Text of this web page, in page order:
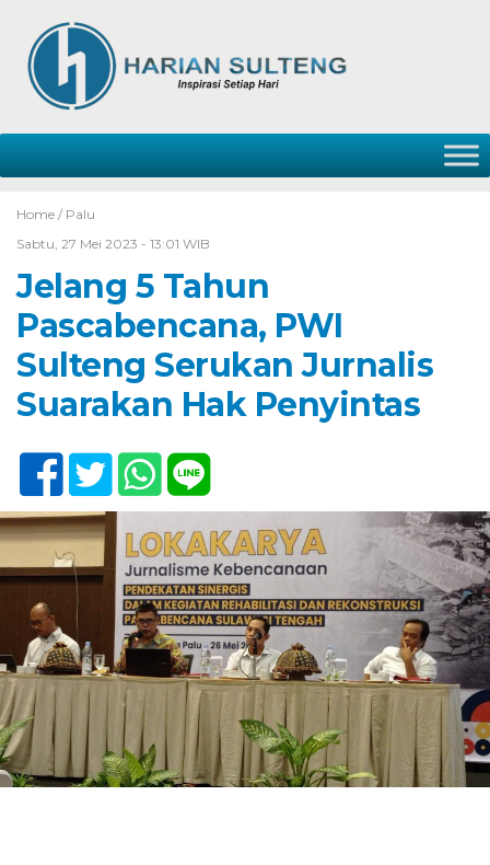
Home / Palu
Sabtu, 27 Mei 2023 - 13:01 WIB
Jelang 5 Tahun
Pascabencana, PWI
Sulteng Serukan Jurnalis
Suarakan Hak Penyintas